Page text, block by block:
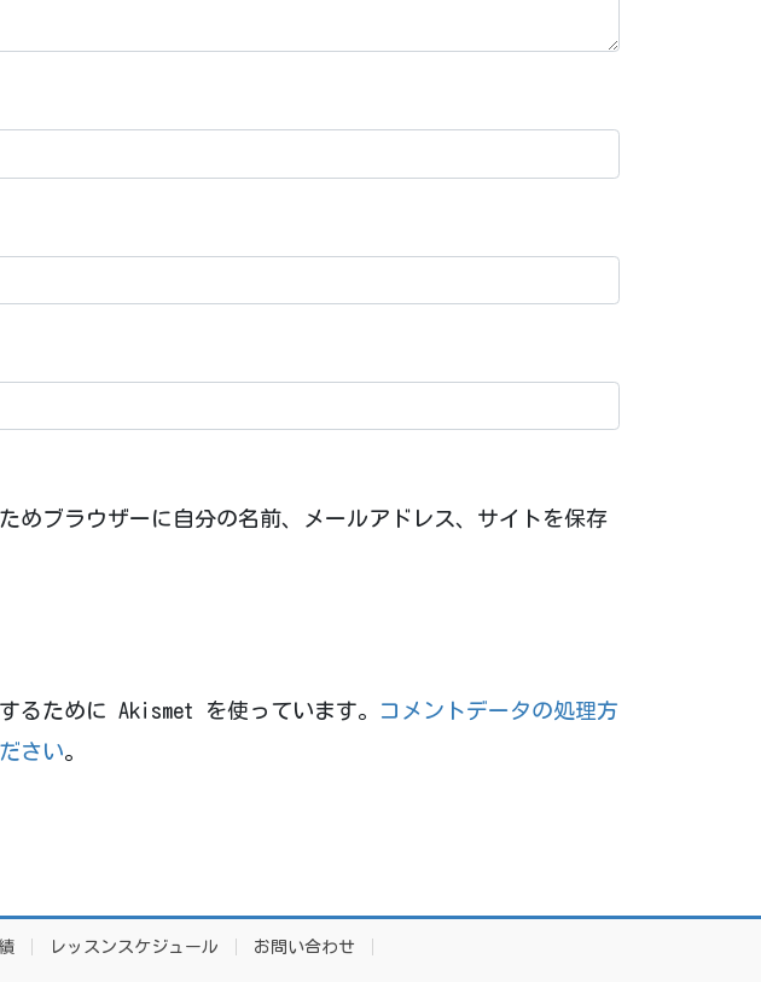
めブラウザーに自分の名前、メールアドレス、サイトを保存
るために Akismet を使っています。
コメントデータの処理方
さい。
レッスンスケジュール お問い合わせ